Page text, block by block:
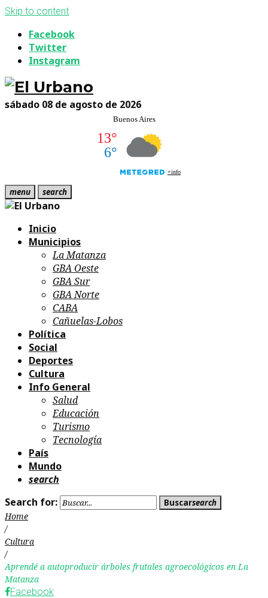
Skip to content
Facebook
Twitter
Instagram
sábado 08 de agosto de 2026
menu search
Inicio
Municipios
La Matanza
GBA Oeste
GBA Sur
GBA Norte
CABA
Cañuelas-Lobos
Política
Social
Deportes
Cultura
Info General
Salud
Educación
Turismo
Tecnología
País
Mundo
search
Search for:
Buscarsearch
Home
/
Cultura
/
Aprendé a autoproducir árboles frutales agroecológicos en La
Matanza
Facebook